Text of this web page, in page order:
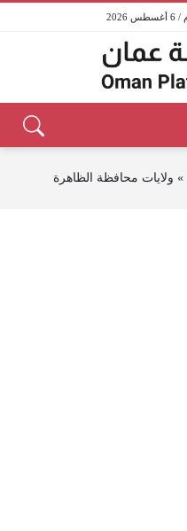
» ولايات محافظة الظاهرة